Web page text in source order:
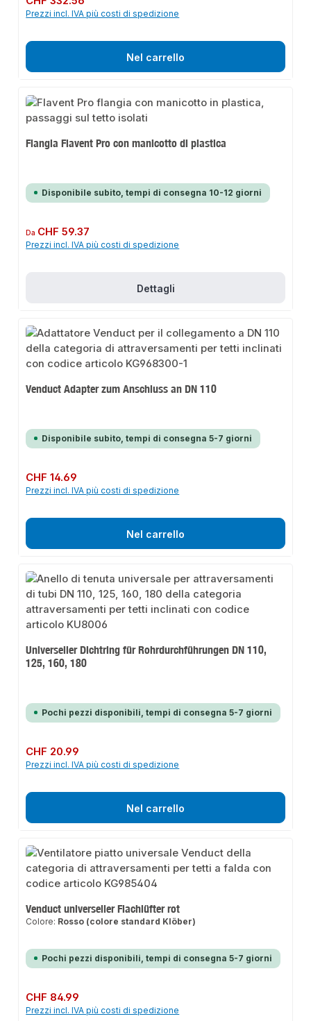
Prezzi incl. IVA più costi di spedizione
Nel carrello
Flangia Flavent Pro con manicotto di plastica
Disponibile subito, tempi di consegna 10-12 giorni
Prezzo normale:
Da CHF 59.37
Prezzi incl. IVA più costi di spedizione
Dettagli
Venduct Adapter zum Anschluss an DN 110
Disponibile subito, tempi di consegna 5-7 giorni
Prezzo normale:
CHF 14.69
Prezzi incl. IVA più costi di spedizione
Nel carrello
Universeller Dichtring für Rohrdurchführungen DN 110,
125, 160, 180
Pochi pezzi disponibili, tempi di consegna 5-7 giorni
Prezzo normale:
CHF 20.99
Prezzi incl. IVA più costi di spedizione
Nel carrello
Venduct universeller Flachlüfter rot
Colore: Rosso (colore standard Klöber)
Pochi pezzi disponibili, tempi di consegna 5-7 giorni
Prezzo normale:
CHF 84.99
Prezzi incl. IVA più costi di spedizione